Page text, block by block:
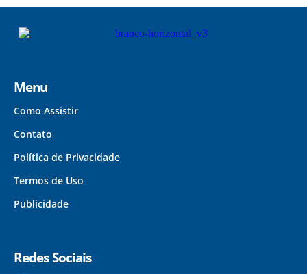
Menu
Como Assistir
Contato
Política de Privacidade
Termos de Uso
Publicidade
Redes Sociais